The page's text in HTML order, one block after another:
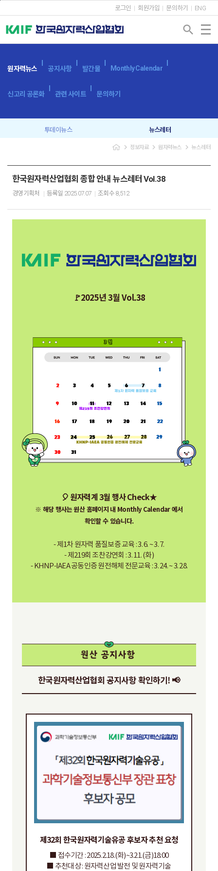
로그인 회원가입 문의하기 ENG
search
원자력뉴스 공지사항 발간물 Monthly Calendar
신고리 공론화 관련 사이트 문의하기
투데이뉴스 뉴스레터
navigate_next 정보자료 navigate_next원자력뉴스 navigate_next 뉴스레터
한국원자력산업협회 종합 안내 뉴스레터 Vol.38
경영기획처 등록일 2025.07.07 조회수 8,512
🚩2025년 3월 Vol.38
🎈 원자력계 3월 행사 Check★
※ 해당 행사는 원산 홈페이지 내 Monthly Calendar 에서
확인할 수 있습니다.
- 제1차 원자력 품질보증 교육 : 3. 6. ~ 3. 7.
- 제219회 조찬강연회 : 3. 11. (화)
- KHNP-IAEA 공동인증 원전해체 전문교육 : 3. 24. ~ 3. 28.
한국원자력산업협회 공지사항 확인하기! 📢
제32회 한국원자력기술유공 후보자 추천 요청
■ 접수기간 : 2025.2.18.(화)~3.21.(금)18:00
■ 추천대상 : 원자력산업 발전 및 원자력기술